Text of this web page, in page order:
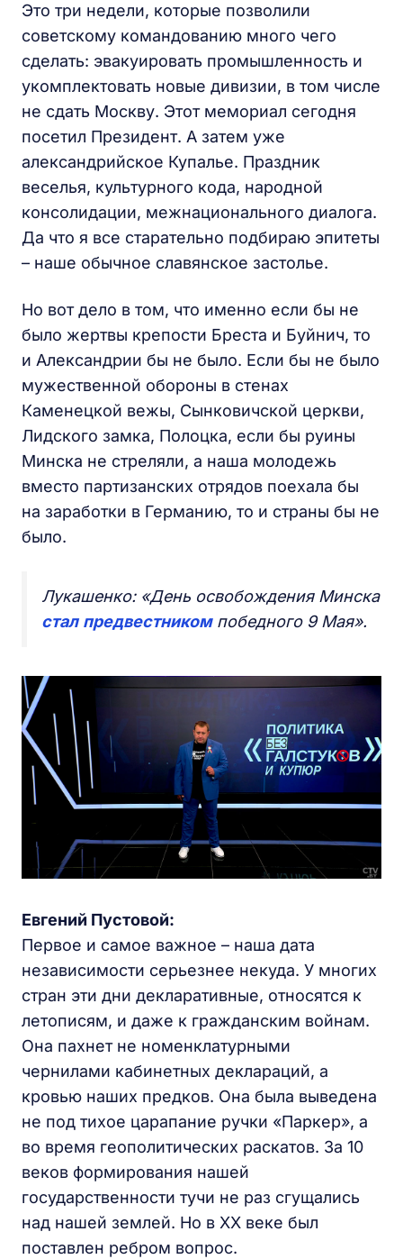
Это три недели, которые позволили
советскому командованию много чего
сделать: эвакуировать промышленность и
укомплектовать новые дивизии, в том числе
не сдать Москву. Этот мемориал сегодня
посетил Президент. А затем уже
александрийское Купалье. Праздник
веселья, культурного кода, народной
консолидации, межнационального диалога.
Да что я все старательно подбираю эпитеты
– наше обычное славянское застолье.
Но вот дело в том, что именно если бы не
было жертвы крепости Бреста и Буйнич, то
и Александрии бы не было. Если бы не было
мужественной обороны в стенах
Каменецкой вежы, Сынковичской церкви,
Лидского замка, Полоцка, если бы руины
Минска не стреляли, а наша молодежь
вместо партизанских отрядов поехала бы
на заработки в Германию, то и страны бы не
было.
Лукашенко: «День освобождения Минска
стал предвестникомпобедного 9 Мая».
Евгений Пустовой:
Первое и самое важное – наша дата
независимости серьезнее некуда. У многих
стран эти дни декларативные, относятся к
летописям, и даже к гражданским войнам.
Она пахнет не номенклатурными
чернилами кабинетных деклараций, а
кровью наших предков. Она была выведена
не под тихое царапание ручки «Паркер», а
во время геополитических раскатов. За 10
веков формирования нашей
государственности тучи не раз сгущались
над нашей землей. Но в XX веке был
поставлен ребром вопрос.